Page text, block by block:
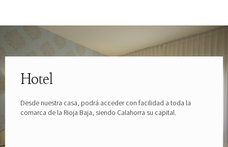
Hotel
Desde nuestra casa, podrá acceder con facilidad a toda la
comarca de la Rioja Baja, siendo Calahorra su capital.